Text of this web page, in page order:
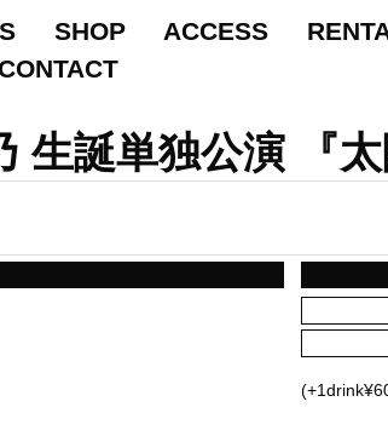
SHOP ACCESS
誕単独公演 『太